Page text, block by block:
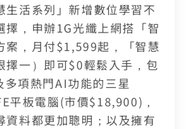
生活系列」新增數位學習不
擇，申辦1G光纖上網搭「智
案，月付$1,599起，「智慧
擇一）即可$0輕鬆入手，包
項熱門AI功能的三星
平板電腦(市價$18,900)，
資料都更加聰明；以及擁有